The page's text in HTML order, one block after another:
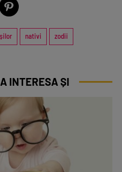
nativi zodii
INTERESA ȘI